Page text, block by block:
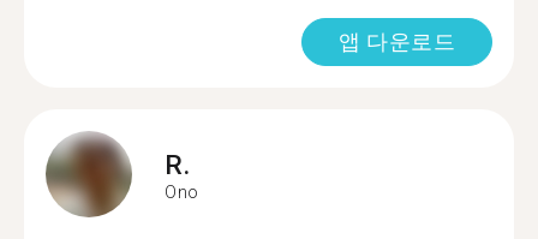
앱 다운로드
R.
Ono